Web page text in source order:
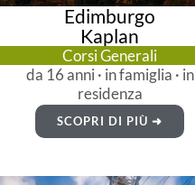
Edimburgo
Kaplan
Corsi Generali
da 16 anni · in famiglia · in
residenza
SCOPRI DI PIÙ ➜